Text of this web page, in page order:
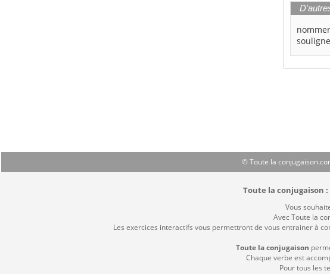
nommer
© Toute la
Toute la conjugaison
Vous
Avec Toute la
Les exercices interactifs vous permettront de vous entrainer à
Toute la conjugaison
Chaque verbe est
Pour tous les